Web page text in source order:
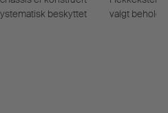
beskyttet
valgt